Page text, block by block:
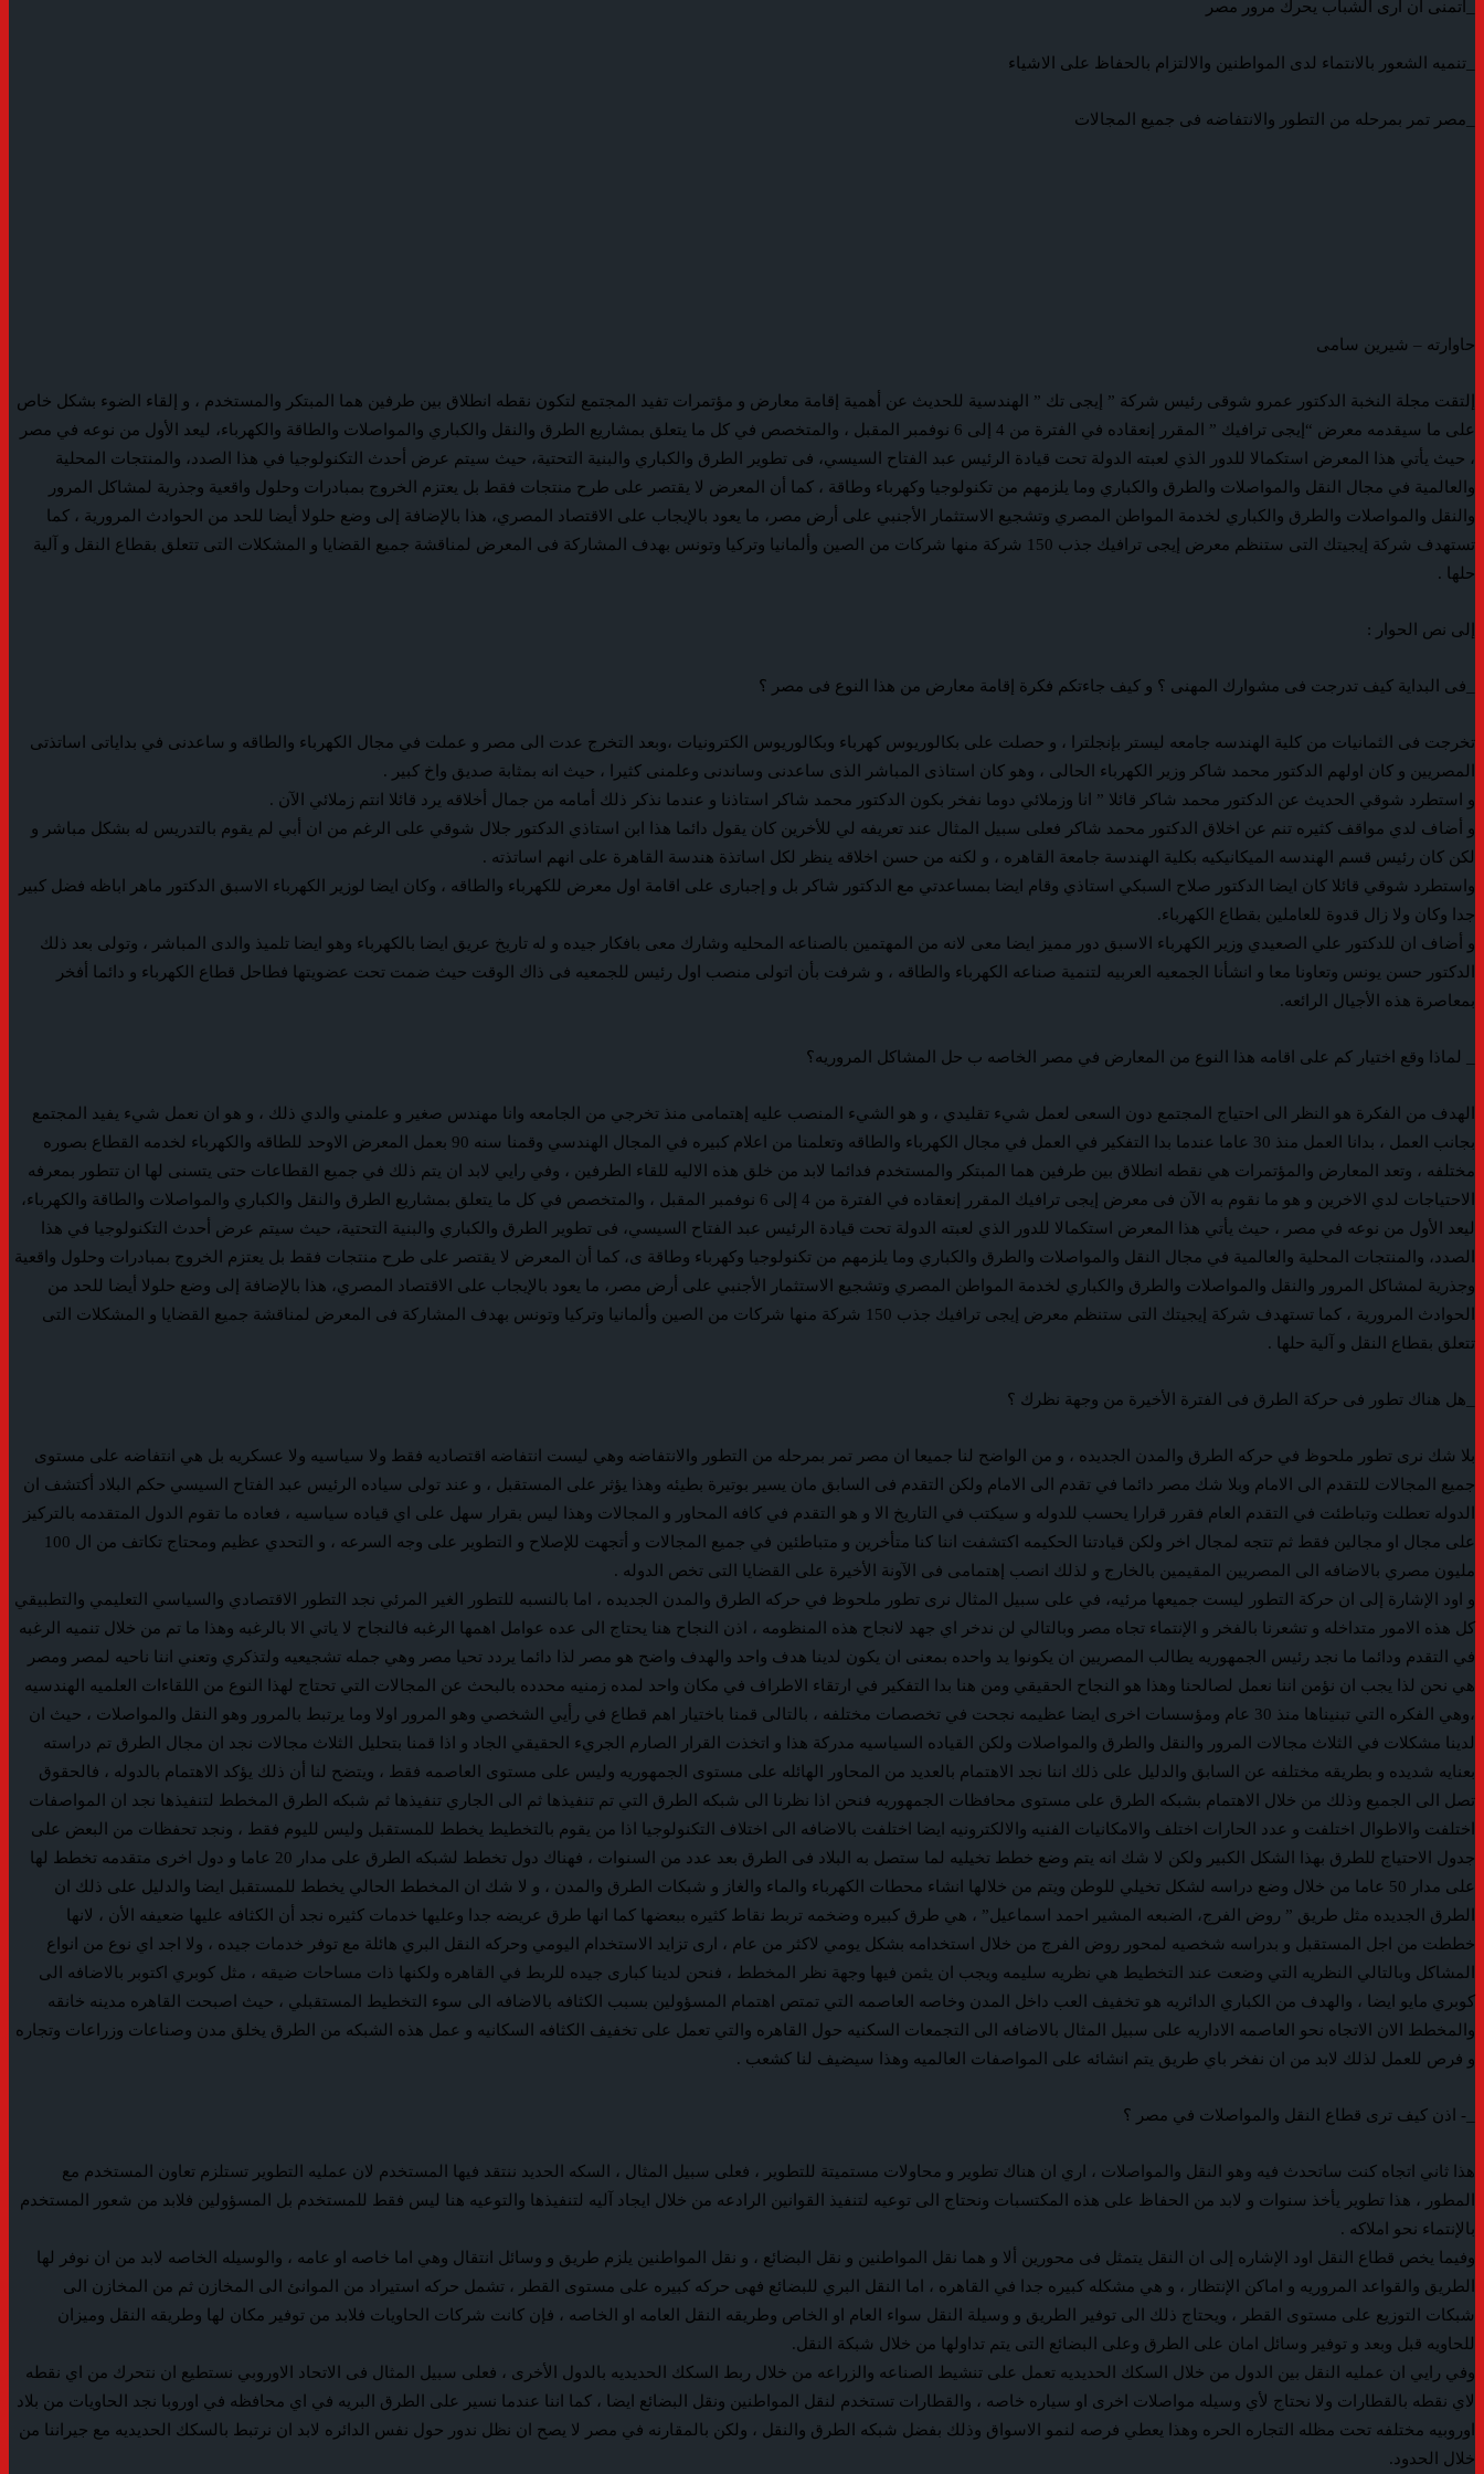
_أتمنى أن أرى الشباب يحرك مرور مصر
_تنميه الشعور بالانتماء لدى المواطنين والالتزام بالحفاظ على الاشياء
_مصر تمر بمرحله من التطور والانتفاضه فى جميع المجالات
حاوارته – شيرين سامى
إلتقت مجلة النخبة الدكتور عمرو شوقى رئيس شركة ” إيجى تك ” الهندسية للحديث عن أهمية إقامة معارض و مؤتمرات تفيد المجتمع لتكون نقطه انطلاق بين طرفين هما المبتكر والمستخدم ، و إلقاء الضوء بشكل خاص
على ما سيقدمه معرض “إيجى ترافيك ” المقرر إنعقاده في الفترة من 4 إلى 6 نوفمبر المقبل ، والمتخصص في كل ما يتعلق بمشاريع الطرق والنقل والكباري والمواصلات والطاقة والكهرباء، ليعد الأول من نوعه في مصر
، حيث يأتي هذا المعرض استكمالا للدور الذي لعبته الدولة تحت قيادة الرئيس عبد الفتاح السيسي، فى تطوير الطرق والكباري والبنية التحتية، حيث سيتم عرض أحدث التكنولوجيا في هذا الصدد، والمنتجات المحلية
والعالمية في مجال النقل والمواصلات والطرق والكباري وما يلزمهم من تكنولوجيا وكهرباء وطاقة ، كما أن المعرض لا يقتصر على طرح منتجات فقط بل يعتزم الخروج بمبادرات وحلول واقعية وجذرية لمشاكل المرور
والنقل والمواصلات والطرق والكباري لخدمة المواطن المصري وتشجيع الاستثمار الأجنبي على أرض مصر، ما يعود بالإيجاب على الاقتصاد المصري، هذا بالإضافة إلى وضع حلولا أيضا للحد من الحوادث المرورية ، كما
تستهدف شركة إيجيتك التى ستنظم معرض إيجى ترافيك جذب 150 شركة منها شركات من الصين وألمانيا وتركيا وتونس بهدف المشاركة فى المعرض لمناقشة جميع القضايا و المشكلات التى تتعلق بقطاع النقل و آلية
حلها .
إلى نص الحوار :
_فى البداية كيف تدرجت فى مشوارك المهنى ؟ و كيف جاءتكم فكرة إقامة معارض من هذا النوع فى مصر ؟
تخرجت فى الثمانيات من كلية الهندسه جامعه ليستر بإنجلترا ، و حصلت على بكالوريوس كهرباء وبكالوريوس الكترونيات ،وبعد التخرج عدت الى مصر و عملت في مجال الكهرباء والطاقه و ساعدنى في بداياتى اساتذتى
المصريين و كان اولهم الدكتور محمد شاكر وزير الكهرباء الحالى ، وهو كان استاذى المباشر الذى ساعدنى وساندنى وعلمنى كثيرا ، حيث انه بمثابة صديق واخ كبير .
و استطرد شوقي الحديث عن الدكتور محمد شاكر قائلا ” انا وزملائي دوما نفخر بكون الدكتور محمد شاكر استاذنا و عندما نذكر ذلك أمامه من جمال أخلاقه يرد قائلا انتم زملائي الآن .
و أضاف لدي مواقف كثيره تنم عن اخلاق الدكتور محمد شاكر فعلى سبيل المثال عند تعريفه لي للأخرين كان يقول دائما هذا ابن استاذي الدكتور جلال شوقي على الرغم من ان أبي لم يقوم بالتدريس له بشكل مباشر و
لكن كان رئيس قسم الهندسه الميكانيكيه بكلية الهندسة جامعة القاهره ، و لكنه من حسن اخلاقه ينظر لكل اساتذة هندسة القاهرة على انهم اساتذته .
واستطرد شوقي قائلا كان ايضا الدكتور صلاح السبكي استاذي وقام ايضا بمساعدتي مع الدكتور شاكر بل و إجبارى على اقامة اول معرض للكهرباء والطاقه ، وكان ايضا لوزير الكهرباء الاسبق الدكتور ماهر اباظه فضل كبير
جدا وكان ولا زال قدوة للعاملين بقطاع الكهرباء.
و أضاف ان للدكتور علي الصعيدي وزير الكهرباء الاسبق دور مميز ايضا معى لانه من المهتمين بالصناعه المحليه وشارك معى بافكار جيده و له تاريخ عريق ايضا بالكهرباء وهو ايضا تلميذ والدى المباشر ، وتولى بعد ذلك
الدكتور حسن يونس وتعاونا معا و انشأنا الجمعيه العربيه لتنمية صناعه الكهرباء والطاقه ، و شرفت بأن اتولى منصب اول رئيس للجمعيه فى ذاك الوقت حيث ضمت تحت عضويتها فطاحل قطاع الكهرباء و دائما أفخر
بمعاصرة هذه الأجيال الرائعه.
_ لماذا وقع اختيار كم على اقامه هذا النوع من المعارض في مصر الخاصه ب حل المشاكل المروريه؟
الهدف من الفكرة هو النظر الى احتياج المجتمع دون السعى لعمل شيء تقليدي ، و هو الشيء المنصب عليه إهتمامى منذ تخرجي من الجامعه وانا مهندس صغير و علمني والدي ذلك ، و هو ان نعمل شيء يفيد المجتمع
بجانب العمل ، بدانا العمل منذ 30 عاما عندما بدا التفكير في العمل في مجال الكهرباء والطاقه وتعلمنا من اعلام كبيره في المجال الهندسي وقمنا سنه 90 بعمل المعرض الاوحد للطاقه والكهرباء لخدمه القطاع بصوره
مختلفه ، وتعد المعارض والمؤتمرات هي نقطه انطلاق بين طرفين هما المبتكر والمستخدم فدائما لابد من خلق هذه الاليه للقاء الطرفين ، وفي رايي لابد ان يتم ذلك في جميع القطاعات حتى يتسنى لها ان تتطور بمعرفه
الاحتياجات لدي الاخرين و هو ما نقوم به الآن فى معرض إيجى ترافيك المقرر إنعقاده في الفترة من 4 إلى 6 نوفمبر المقبل ، والمتخصص في كل ما يتعلق بمشاريع الطرق والنقل والكباري والمواصلات والطاقة والكهرباء،
ليعد الأول من نوعه في مصر ، حيث يأتي هذا المعرض استكمالا للدور الذي لعبته الدولة تحت قيادة الرئيس عبد الفتاح السيسي، فى تطوير الطرق والكباري والبنية التحتية، حيث سيتم عرض أحدث التكنولوجيا في هذا
الصدد، والمنتجات المحلية والعالمية في مجال النقل والمواصلات والطرق والكباري وما يلزمهم من تكنولوجيا وكهرباء وطاقة ى، كما أن المعرض لا يقتصر على طرح منتجات فقط بل يعتزم الخروج بمبادرات وحلول واقعية
وجذرية لمشاكل المرور والنقل والمواصلات والطرق والكباري لخدمة المواطن المصري وتشجيع الاستثمار الأجنبي على أرض مصر، ما يعود بالإيجاب على الاقتصاد المصري، هذا بالإضافة إلى وضع حلولا أيضا للحد من
الحوادث المرورية ، كما تستهدف شركة إيجيتك التى ستنظم معرض إيجى ترافيك جذب 150 شركة منها شركات من الصين وألمانيا وتركيا وتونس بهدف المشاركة فى المعرض لمناقشة جميع القضايا و المشكلات التى
تتعلق بقطاع النقل و آلية حلها .
_هل هناك تطور فى حركة الطرق فى الفترة الأخيرة من وجهة نظرك ؟
بلا شك نرى تطور ملحوظ في حركه الطرق والمدن الجديده ، و من الواضح لنا جميعا ان مصر تمر بمرحله من التطور والانتفاضه وهي ليست انتفاضه اقتصاديه فقط ولا سياسيه ولا عسكريه بل هي انتفاضه على مستوى
جميع المجالات للتقدم الى الامام وبلا شك مصر دائما في تقدم الى الامام ولكن التقدم فى السابق مان يسير بوتيرة بطيئه وهذا يؤثر على المستقبل ، و عند تولى سياده الرئيس عبد الفتاح السيسي حكم البلاد أكتشف ان
الدوله تعطلت وتباطئت في التقدم العام فقرر قرارا يحسب للدوله و سيكتب في التاريخ الا و هو التقدم في كافه المحاور و المجالات وهذا ليس بقرار سهل على اي قياده سياسيه ، فعاده ما تقوم الدول المتقدمه بالتركيز
على مجال او مجالين فقط ثم تتجه لمجال اخر ولكن قيادتنا الحكيمه اكتشفت اننا كنا متأخرين و متباطئين في جميع المجالات و أتجهت للإصلاح و التطوير على وجه السرعه ، و التحدي عظيم ومحتاج تكاتف من ال 100
مليون مصري بالاضافه الى المصريين المقيمين بالخارج و لذلك انصب إهتمامى فى الآونة الأخيرة على القضايا التى تخص الدوله .
و اود الإشارة إلى ان حركة التطور ليست جميعها مرئيه، في على سبيل المثال نرى تطور ملحوظ في حركه الطرق والمدن الجديده ، اما بالنسبه للتطور الغير المرئي نجد التطور الاقتصادي والسياسي التعليمي والتطبيقي
كل هذه الامور متداخله و تشعرنا بالفخر و الإنتماء تجاه مصر وبالتالي لن ندخر اي جهد لانجاح هذه المنظومه ، اذن النجاح هنا يحتاج الى عده عوامل اهمها الرغبه فالنجاح لا ياتي الا بالرغبه وهذا ما تم من خلال تنميه الرغبه
في التقدم ودائما ما نجد رئيس الجمهوريه يطالب المصريين ان يكونوا يد واحده بمعنى ان يكون لدينا هدف واحد والهدف واضح هو مصر لذا دائما يردد تحيا مصر وهي جمله تشجيعيه ولتذكري وتعني اننا ناحيه لمصر ومصر
هي نحن لذا يجب ان نؤمن اننا نعمل لصالحنا وهذا هو النجاح الحقيقي ومن هنا بدا التفكير في ارتقاء الاطراف في مكان واحد لمده زمنيه محدده بالبحث عن المجالات التي تحتاج لهذا النوع من اللقاءات العلميه الهندسيه
،وهي الفكره التي تبنيناها منذ 30 عام ومؤسسات اخرى ايضا عظيمه نجحت في تخصصات مختلفه ، بالتالى قمنا باختيار اهم قطاع في رأيي الشخصي وهو المرور اولا وما يرتبط بالمرور وهو النقل والمواصلات ، حيث ان
لدينا مشكلات في الثلاث مجالات المرور والنقل والطرق والمواصلات ولكن القياده السياسيه مدركة هذا و اتخذت القرار الصارم الجريء الحقيقي الجاد و اذا قمنا بتحليل الثلاث مجالات نجد ان مجال الطرق تم دراسته
بعنايه شديده و بطريقه مختلفه عن السابق والدليل على ذلك اننا نجد الاهتمام بالعديد من المحاور الهائله على مستوى الجمهوريه وليس على مستوى العاصمه فقط ، ويتضح لنا أن ذلك يؤكد الاهتمام بالدوله ، فالحقوق
تصل الى الجميع وذلك من خلال الاهتمام بشبكه الطرق على مستوى محافظات الجمهوريه فنحن اذا نظرنا الى شبكه الطرق التي تم تنفيذها ثم الى الجاري تنفيذها ثم شبكه الطرق المخطط لتنفيذها نجد ان المواصفات
اختلفت والاطوال اختلفت و عدد الحارات اختلف والامكانيات الفنيه والالكترونيه ايضا اختلفت بالاضافه الى اختلاف التكنولوجيا اذا من يقوم بالتخطيط يخطط للمستقبل وليس لليوم فقط ، ونجد تحفظات من البعض على
جدول الاحتياج للطرق بهذا الشكل الكبير ولكن لا شك انه يتم وضع خطط تخيليه لما ستصل به البلاد فى الطرق بعد عدد من السنوات ، فهناك دول تخطط لشبكه الطرق على مدار 20 عاما و دول اخرى متقدمه تخطط لها
على مدار 50 عاما من خلال وضع دراسه لشكل تخيلي للوطن ويتم من خلالها انشاء محطات الكهرباء والماء والغاز و شبكات الطرق والمدن ، و لا شك ان المخطط الحالي يخطط للمستقبل ايضا والدليل على ذلك ان
الطرق الجديده مثل طريق ” روض الفرج، الضبعه المشير احمد اسماعيل” ، هي طرق كبيره وضخمه تربط نقاط كثيره ببعضها كما انها طرق عريضه جدا وعليها خدمات كثيره نجد أن الكثافه عليها ضعيفه الأن ، لانها
خططت من اجل المستقبل و بدراسه شخصيه لمحور روض الفرج من خلال استخدامه بشكل يومي لاكثر من عام ، ارى تزايد الاستخدام اليومي وحركه النقل البري هائلة مع توفر خدمات جيده ، ولا اجد اي نوع من انواع
المشاكل وبالتالي النظريه التي وضعت عند التخطيط هي نظريه سليمه ويجب ان يثمن فيها وجهة نظر المخطط ، فنحن لدينا كبارى جيده للربط في القاهره ولكنها ذات مساحات ضيقه ، مثل كوبري اكتوبر بالاضافه الى
كوبري مايو ايضا ، والهدف من الكباري الدائريه هو تخفيف العب داخل المدن وخاصه العاصمه التي تمتص اهتمام المسؤولين بسبب الكثافه بالاضافه الى سوء التخطيط المستقبلي ، حيث اصبحت القاهره مدينه خانقه
والمخطط الان الاتجاه نحو العاصمه الاداريه على سبيل المثال بالاضافه الى التجمعات السكنيه حول القاهره والتي تعمل على تخفيف الكثافه السكانيه و عمل هذه الشبكه من الطرق يخلق مدن وصناعات وزراعات وتجاره
و فرص للعمل لذلك لابد من ان نفخر باي طريق يتم انشائه على المواصفات العالميه وهذا سيضيف لنا كشعب .
_- اذن كيف ترى قطاع النقل والمواصلات في مصر ؟
هذا ثاني اتجاه كنت ساتحدث فيه وهو النقل والمواصلات ، اري ان هناك تطوير و محاولات مستميتة للتطوير ، فعلى سبيل المثال ، السكه الحديد ننتقد فيها المستخدم لان عمليه التطوير تستلزم تعاون المستخدم مع
المطور ، هذا تطوير يأخذ سنوات و لابد من الحفاظ على هذه المكتسبات ونحتاج الى توعيه لتنفيذ القوانين الرادعه من خلال ايجاد آليه لتنفيذها والتوعيه هنا ليس فقط للمستخدم بل المسؤولين فلابد من شعور المستخدم
بالإنتماء نحو املاكه .
وفيما يخص قطاع النقل اود الإشاره إلى ان النقل يتمثل فى محورين ألا و هما نقل المواطنين و نقل البضائع ، و نقل المواطنين يلزم طريق و وسائل انتقال وهي اما خاصه او عامه ، والوسيله الخاصه لابد من ان نوفر لها
الطريق والقواعد المروريه و اماكن الإنتظار ، و هي مشكله كبيره جدا في القاهره ، اما النقل البري للبضائع فهى حركه كبيره على مستوى القطر ، تشمل حركه استيراد من الموانئ الى المخازن ثم من المخازن الى
شبكات التوزيع على مستوى القطر ، ويحتاج ذلك الى توفير الطريق و وسيلة النقل سواء العام او الخاص وطريقه النقل العامه او الخاصه ، فإن كانت شركات الحاويات فلابد من توفير مكان لها وطريقه النقل وميزان
للحاويه قبل وبعد و توفير وسائل امان على الطرق وعلى البضائع التى يتم تداولها من خلال شبكة النقل.
وفي رايي ان عمليه النقل بين الدول من خلال السكك الحديديه تعمل على تنشيط الصناعه والزراعه من خلال ربط السكك الحديديه بالدول الأخرى ، فعلى سبيل المثال فى الاتحاد الاوروبي نستطيع ان نتحرك من اي نقطه
لاي نقطه بالقطارات ولا نحتاج لأي وسيله مواصلات اخرى او سياره خاصه ، والقطارات تستخدم لنقل المواطنين ونقل البضائع ايضا ، كما اننا عندما نسير على الطرق البريه في اي محافظه في اوروبا نجد الحاويات من بلاد
اوروبيه مختلفه تحت مظله التجاره الحره وهذا يعطي فرصه لنمو الاسواق وذلك بفضل شبكه الطرق والنقل ، ولكن بالمقارنه في مصر لا يصح ان نظل ندور حول نفس الدائره لابد ان نرتبط بالسكك الحديديه مع جيراننا من
خلال الحدود.